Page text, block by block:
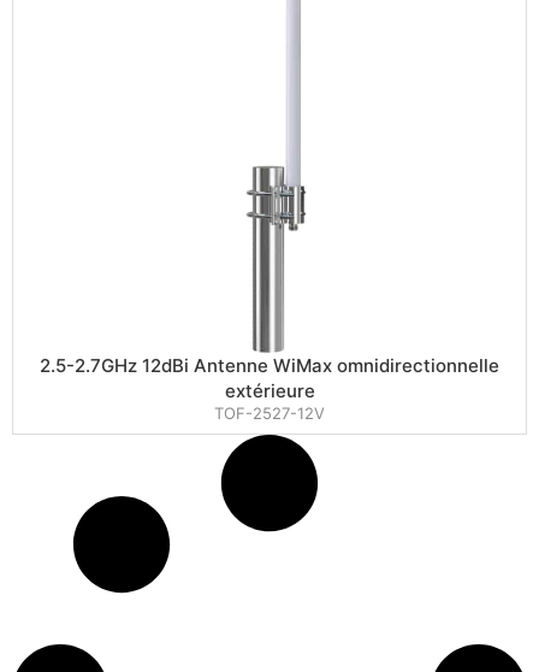
2.5-2.7GHz 12dBi Antenne WiMax omnidirectionnelle
extérieure
TOF-2527-12V